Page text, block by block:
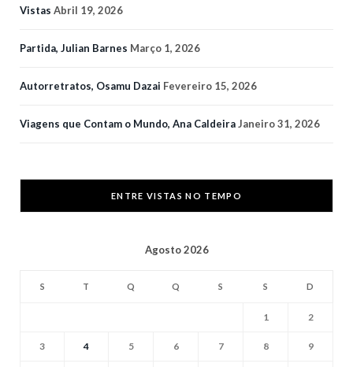
Vistas Abril 19, 2026
Partida, Julian Barnes Março 1, 2026
Autorretratos, Osamu Dazai Fevereiro 15, 2026
Viagens que Contam o Mundo, Ana CaldeiraJaneiro 31, 2026
ENTRE VISTAS NO TEMPO
Agosto 2026
S T Q Q S S D
1 2
3 4 5 6 7 8 9